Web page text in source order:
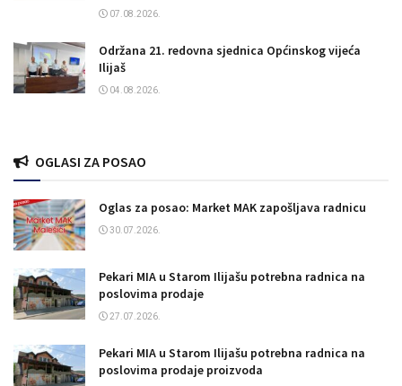
07.08.2026.
Održana 21. redovna sjednica Općinskog vijeća
Ilijaš
04.08.2026.
OGLASI ZA POSAO
Oglas za posao: Market MAK zapošljava radnicu
30.07.2026.
Pekari MIA u Starom Ilijašu potrebna radnica na
poslovima prodaje
27.07.2026.
Pekari MIA u Starom Ilijašu potrebna radnica na
poslovima prodaje proizvoda